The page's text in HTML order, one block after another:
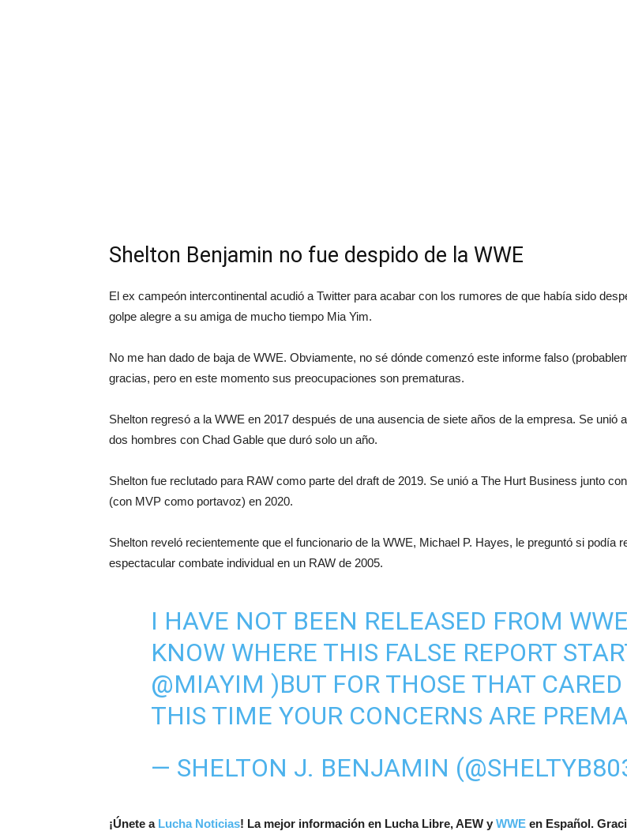
Shelton Benjamin no fue despido de la WWE
El ex campeón intercontinental acudió a Twitter para acabar con los rumores de que había sido
golpe alegre a su amiga de mucho tiempo Mia Yim.
No me han dado de baja de WWE. Obviamente, no sé dónde comenzó este informe falso
gracias, pero en este momento sus preocupaciones son prematuras.
Shelton regresó a la WWE en 2017 después de una ausencia de siete años de la empresa. Se
dos hombres con Chad Gable que duró solo un año.
Shelton fue reclutado para RAW como parte del draft de 2019. Se unió a The Hurt Business junto
(con MVP como portavoz) en 2020.
Shelton reveló recientemente que el funcionario de la WWE, Michael P. Hayes, le preguntó si podía
espectacular combate individual en un RAW de 2005.
I HAVE NOT BEEN RELEASED FROM
KNOW WHERE THIS FALSE REPORT
@MIAYIM )BUT FOR THOSE THAT
THIS TIME YOUR CONCERNS ARE
— SHELTON J. BENJAMIN
¡Únete a Lucha Noticias! La mejor información en Lucha Libre, AEW y WWE en Español.